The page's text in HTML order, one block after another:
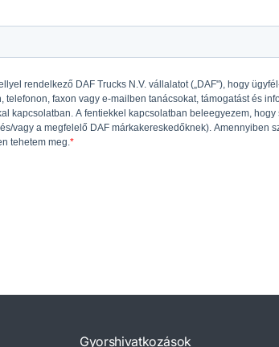
Gyorshivatkozások